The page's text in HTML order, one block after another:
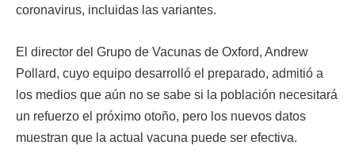
coronavirus, incluidas las variantes.
El director del Grupo de Vacunas de Oxford, Andrew
Pollard, cuyo equipo desarrolló el preparado, admitió a
los medios que aún no se sabe si la población necesitará
un refuerzo el próximo otoño, pero los nuevos datos
muestran que la actual vacuna puede ser efectiva.